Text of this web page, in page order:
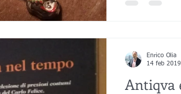
Antiqva
Enrico Olia
14 feb 2019